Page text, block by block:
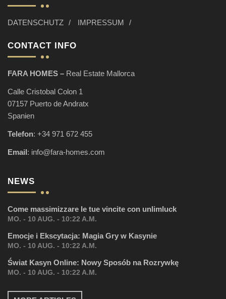
DATENSCHUTZ IMPRESSUM
CONTACT INFO
FARA HOMES – Real Estate Mallorca
Calle Cristobal Colon 1
07157 Puerto de Andratx
Spanien
Telefon: +34 971 672 455
Email: info@fara-homes.com
NEWS
Come massimizzare le tue vincite con unlimluck
MO. - 10 AUG. - 10:22 A.M.
Emocje i Ekscytacja: Magia Gry w Kasynie
MO. - 10 AUG. - 10:22 A.M.
Świat Kasyn Online: Nowy Sposób na Rozrywkę
MO. - 10 AUG. - 10:22 A.M.